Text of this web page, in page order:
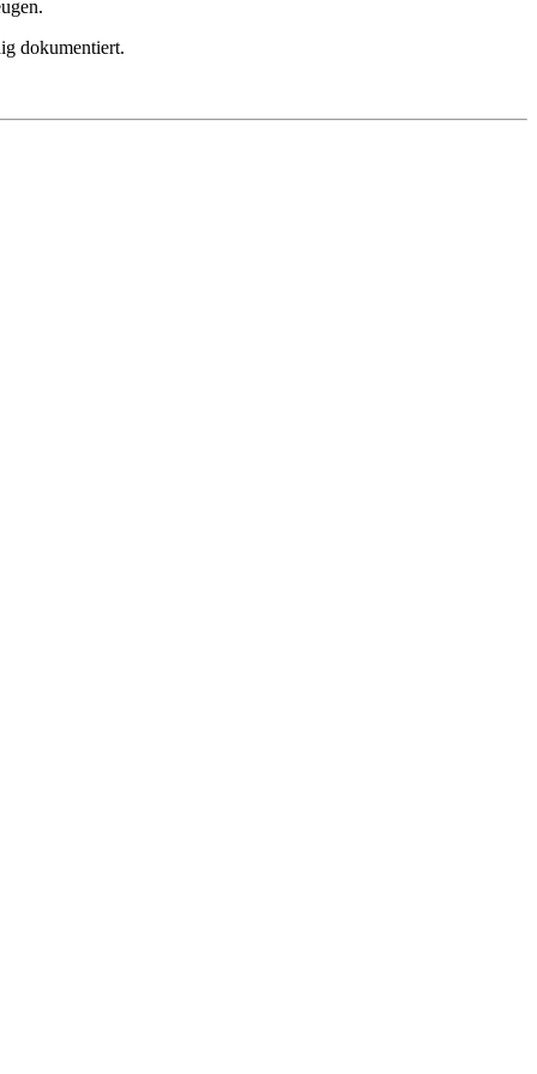
dokumentiert.